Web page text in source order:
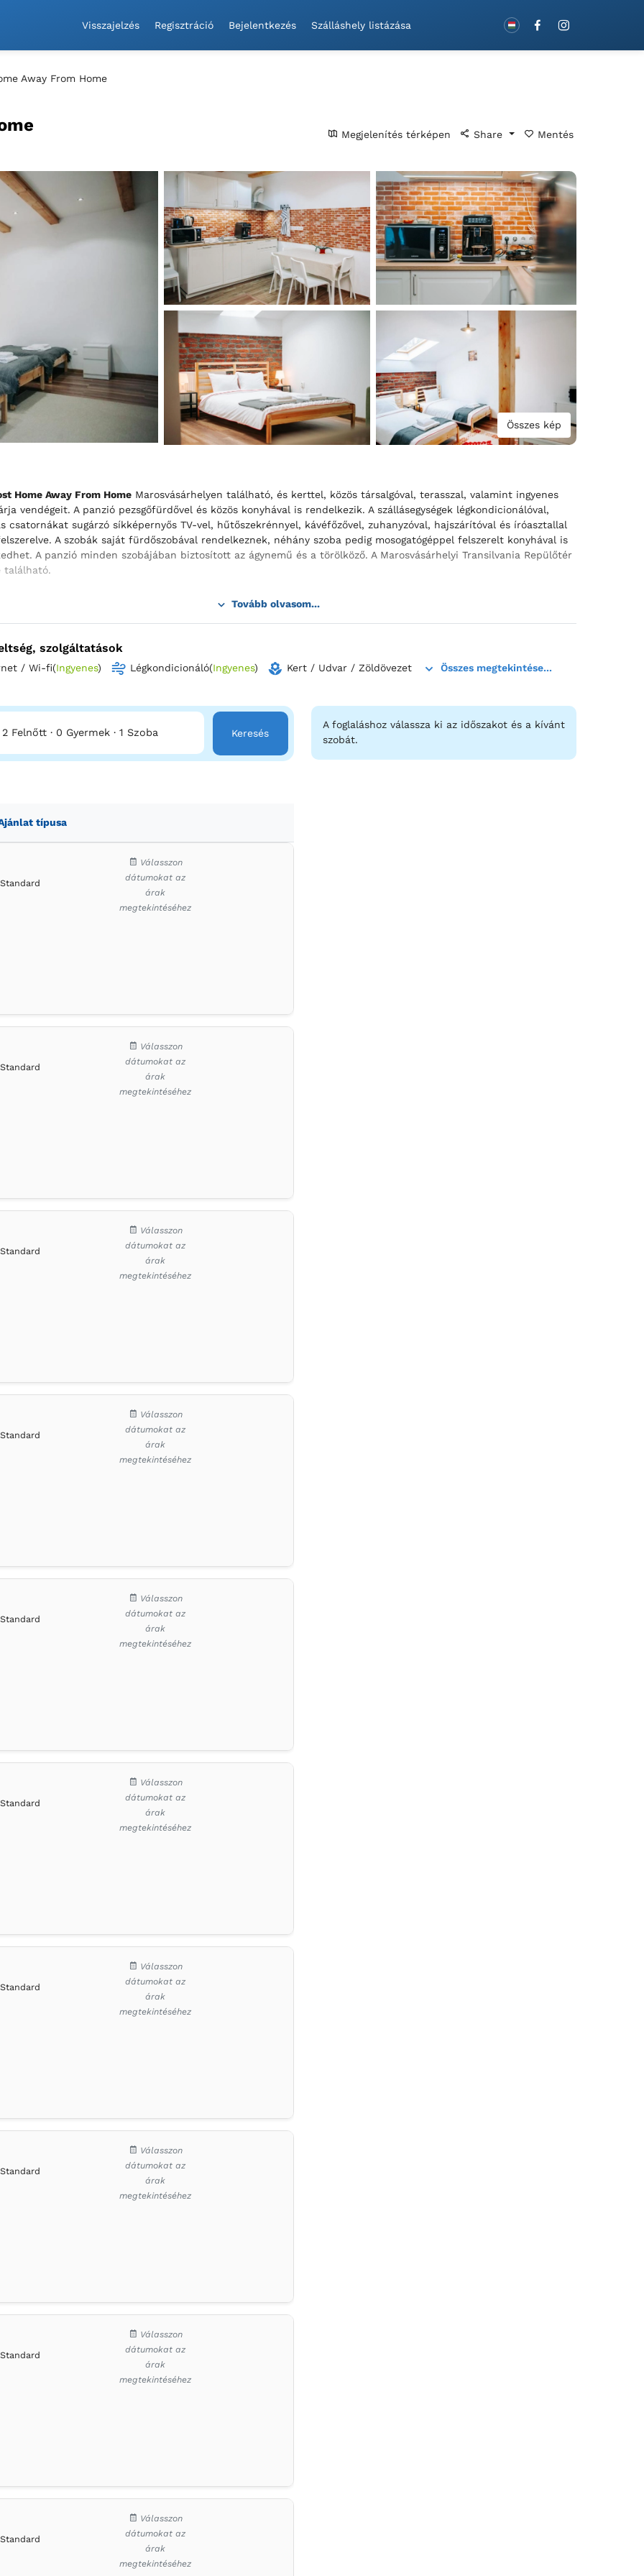
Visszajelzés
Regisztráció Bejelentkezés Szálláshely listázása
Away From Home
Megjelenítés térképen Share Mentés
Összes kép
Home Away From Home Marosvásárhelyen található, és kerttel, közös társalgóval, terasszal, valamint ingyenes
vendégeit. A panzió pezsgőfürdővel és közös konyhával is rendelkezik. A szállásegységek légkondicionálóval,
csatornákat sugárzó síkképernyős TV-vel, hűtőszekrénnyel, kávéfőzővel, zuhanyzóval, hajszárítóval és íróasztallal
A szobák saját fürdőszobával rendelkeznek, néhány szoba pedig mosogatógéppel felszerelt konyhával is
A panzió minden szobájában biztosított az ágynemű és a törölköző. A Marosvásárhelyi Transilvania Repülőtér
található.
Tovább olvasom...
szolgáltatások
/ Wi-fi(Ingyenes) Légkondicionáló(Ingyenes) Kert / Udvar / Zöldövezet Összes megtekintése...
2 Felnőtt· 0 Gyermek ·1 Szoba Keresés
típusa
Standard
Válasszon
dátumokat az
árak
megtekintéséhez
Standard
Válasszon
dátumokat az
árak
megtekintéséhez
Standard
Válasszon
dátumokat az
árak
megtekintéséhez
Standard
Válasszon
dátumokat az
árak
megtekintéséhez
Standard
Válasszon
dátumokat az
árak
megtekintéséhez
Standard
Válasszon
dátumokat az
árak
megtekintéséhez
Standard
Válasszon
dátumokat az
árak
megtekintéséhez
Standard
Válasszon
dátumokat az
árak
megtekintéséhez
Standard
Válasszon
dátumokat az
árak
megtekintéséhez
Standard
Válasszon
dátumokat az
árak
megtekintéséhez
A foglaláshoz válassza ki az időszakot és a kívánt
szobát.